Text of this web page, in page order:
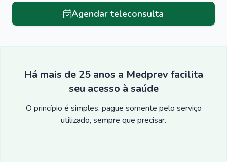
Agendar teleconsulta
Há mais de 25 anos a Medprev facilita
seu acesso à saúde
O princípio é simples: pague somente pelo serviço
utilizado, sempre que precisar.